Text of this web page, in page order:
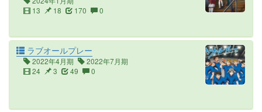
13
18 170 0
ラブオールプレー
2022年4月期
2022年7月期
24
3 49 0